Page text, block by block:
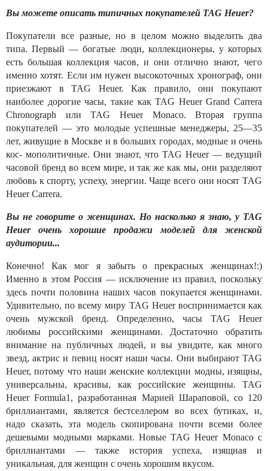
Вы можете описать типичных покупателей TAG Heuer?
Покупатели все разные, но в целом можно выделить два
типа. Первый — богатые люди, коллекционеры, у которых
есть большая коллекция часов, и они отлично знают, чего
именно хотят. Если им нужен высокоточных хронограф, они
приезжают в TAG Heuer. Как правило, они покупают
наиболее дорогие часы, такие как TAG Heuer Grand Carrera
Chronograph или TAG Heuer Monaco. Вторая группа
покупателей — это молодые успешные менеджеры, 25—35
лет, живущие в Москве и в больших городах, модные и очень
кос- мополитичные. Они знают, что TAG Heuer — ведущий
часовой бренд во всем мире, и так же как мы, они разделяют
любовь к спорту, успеху, энергии. Чаще всего они носят TAG
Heuer Carrera.
Вы не говорите о женщинах. Но насколько я знаю, у TAG
Heuer очень хорошие продажи моделей для женской
аудитории...
Конечно! Как мог я забыть о прекрасных женщинах!:)
Именно в этом Россия — исключение из правил, поскольку
здесь почти половина наших часов покупается женщинами.
Удивительно, по всему миру TAG Heuer воспринимается как
очень мужской бренд. Определенно, часы TAG Heuer
любимы российскими женщинами. Достаточно обратить
внимание на публичных людей, и вы увидите, как много
звезд, актрис и певиц носят наши часы. Они выбирают TAG
Heuer, потому что наши женские коллекции модны, изящны,
универсальны, красивы, как российские женщины. TAG
Heuer Formula1, разработанная Марией Шараповой, со 120
бриллиантами, является бестселлером во всех бутиках, и,
надо сказать, эта модель скопирована почти всеми более
дешевыми модными марками. Новые TAG Heuer Monaco с
бриллиантами — также история успеха, изящная и
уникальная, для женщин с очень хорошим вкусом.